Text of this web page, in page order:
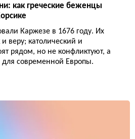
как греческие беженцы
Каржезе в 1676 году. Их
веру; католический и
рядом, но не конфликтуют, а
современной Европы.